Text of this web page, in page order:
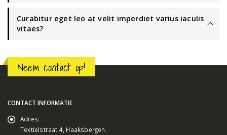
Curabitur eget leo at velit imperdiet varius iaculis
vitaes?
Neem contact op!
CONTACT INFORMATIE
Adres:
Textielstraat 4, Haaksbergen.